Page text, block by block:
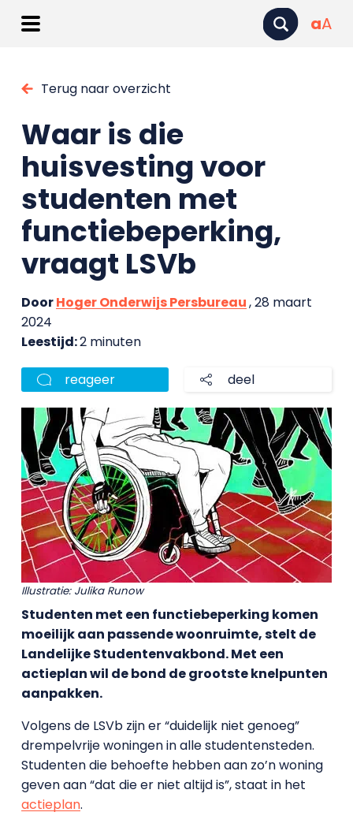
aA
Terug naar overzicht
Waar is die
huisvesting voor
studenten met
functiebeperking,
vraagt LSVb
DoorHoger Onderwijs Persbureau, 28 maart
2024
Leestijd:2 minuten
reageer deel
Illustratie: Julika Runow
Studenten met een functiebeperking komen
moeilijk aan passende woonruimte, stelt de
Landelijke Studentenvakbond. Met een
actieplan wil de bond de grootste knelpunten
aanpakken.
Volgens de LSVb zijn er “duidelijk niet genoeg”
drempelvrije woningen in alle studentensteden.
Studenten die behoefte hebben aan zo’n woning
geven aan “dat die er niet altijd is”, staat in het
actieplan.